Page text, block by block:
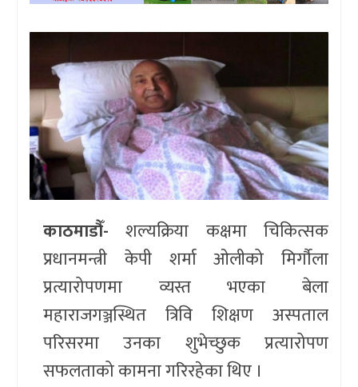
प्रवास/
स्वास्थ्य/
रोचक
विचार/
अन्तर्वार्ता
काठमाडौँ- शल्यक्रिया कक्षमा चिकित्सक
प्रधानमन्त्री केपी शर्मा ओलीको मिर्गौला
प्रत्यारोपणमा व्यस्त भएका बेला
महाराजगञ्जस्थित त्रिवि शिक्षण अस्पताल
परिसरमा उनका शुभेच्छुक प्रत्यारोपण
सफलताको कामना गरिरहेका थिए ।